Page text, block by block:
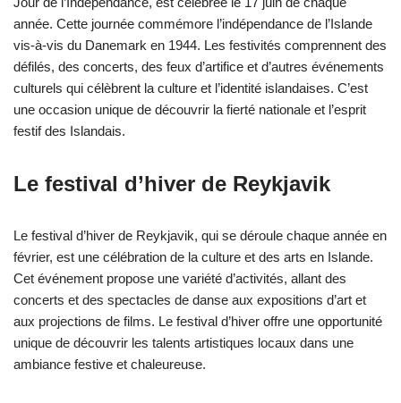
année. Cette journée commémore l’indépendance de l’Islande
vis-à-vis du Danemark en 1944. Les festivités comprennent des
défilés, des concerts, des feux d’artifice et d’autres événements
culturels qui célèbrent la culture et l’identité islandaises. C’est
une occasion unique de découvrir la fierté nationale et l’esprit
festif des Islandais.
Le festival d’hiver de Reykjavik
Le festival d’hiver de Reykjavik, qui se déroule chaque année en
février, est une célébration de la culture et des arts en Islande.
Cet événement propose une variété d’activités, allant des
concerts et des spectacles de danse aux expositions d’art et
aux projections de films. Le festival d’hiver offre une opportunité
unique de découvrir les talents artistiques locaux dans une
ambiance festive et chaleureuse.